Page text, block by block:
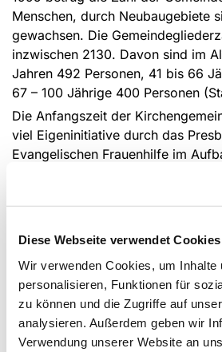
Diese Webseite verwendet Cookies
Wir verwenden Cookies, um Inhalte
personalisieren, Funktionen für
zu können und die Zugriffe auf
analysieren. Außerdem geben wir
Verwendung unserer Website an
Menschen, durch Neubaugebiete
gewachsen. Die
inzwischen 2130. Davon sind im
Jahren 492 Personen, 41 bis 66
67 – 100 Jährige 400 Personen
Die Anfangszeit der
viel Eigeninitiative durch das
Evangelischen Frauenhilfe im
Wir haben ein Gemeindezentrum
Evangelischen Jugenkirche Ense-
Die Diaspora-Situation und die
Gemeinde über elf Dörfer mit zwei
reges Vereinsleben in den
Altersgruppen und